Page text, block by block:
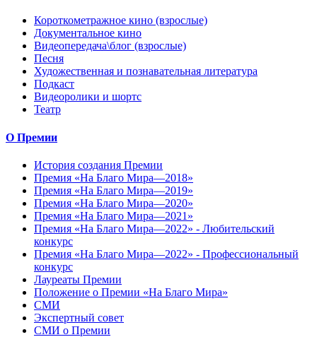
Короткометражное кино (взрослые)
Документальное кино
Видеопередача\блог (взрослые)
Песня
Художественная и познавательная литература
Подкаст
Видеоролики и шортс
Театр
О Премии
История создания Премии
Премия «На Благо Мира—2018»
Премия «На Благо Мира—2019»
Премия «На Благо Мира—2020»
Премия «На Благо Мира—2021»
Премия «На Благо Мира—2022» - Любительский
конкурс
Премия «На Благо Мира—2022» - Профессиональный
конкурс
Лауреаты Премии
Положение о Премии «На Благо Мира»
СМИ
Экспертный совет
СМИ о Премии